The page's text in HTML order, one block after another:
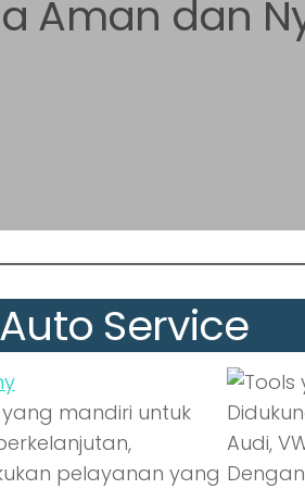
Aman dan
Service
mandiri untuk
pelayanan yang
Audi,